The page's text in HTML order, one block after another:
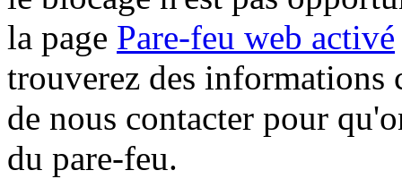
la page Pare-feu web activé
trouverez des informations
de nous contacter pour
du pare-feu.